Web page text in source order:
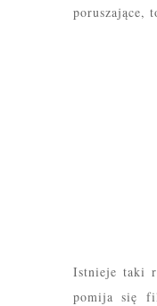
poruszające,
Istnieje taki
pomija się